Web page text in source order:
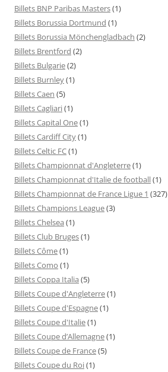
Billets BNP Paribas Masters(1)
Billets Borussia Dortmund (1)
Billets Borussia Mönchengladbach (2)
Billets Brentford (2)
Billets Bulgarie(2)
Billets Burnley(1)
Billets Caen (5)
Billets Cagliari(1)
Billets Capital One(1)
Billets Cardiff City(1)
Billets Celtic FC(1)
Billets Championnat d'Angleterre(1)
Billets Championnat d'Italie de football(1)
Billets Championnat de France Ligue 1 (327)
Billets Champions League(3)
Billets Chelsea (1)
Billets Club Bruges(1)
Billets Côme(1)
Billets Como (1)
Billets Coppa Italia (5)
Billets Coupe d'Angleterre(1)
Billets Coupe d'Espagne(1)
Billets Coupe d'Italie(1)
Billets Coupe d’Allemagne(1)
Billets Coupe de France(5)
Billets Coupe du Roi(1)